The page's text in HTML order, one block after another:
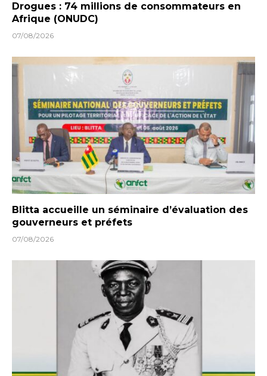
Drogues : 74 millions de consommateurs en
Afrique (ONUDC)
07/08/2026
Blitta accueille un séminaire d’évaluation des
gouverneurs et préfets
07/08/2026